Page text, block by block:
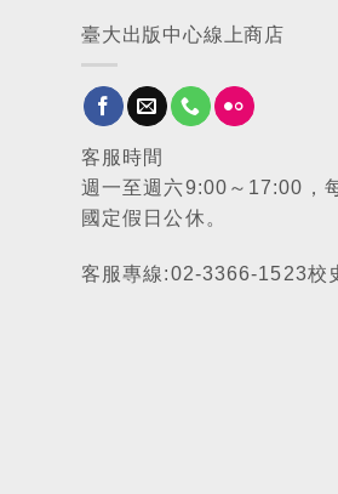
臺大出版中心線上商店
客服時間
週一至週六9:00～17:00，
國定假日公休。
客服專線:02-3366-1523校